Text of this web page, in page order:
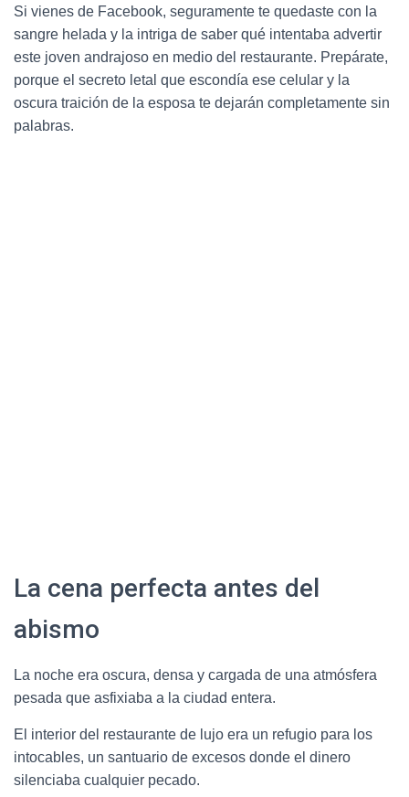
Ó
N
Si vienes de Facebook, seguramente te quedaste con la
sangre helada y la intriga de saber qué intentaba advertir
este joven andrajoso en medio del restaurante. Prepárate,
porque el secreto letal que escondía ese celular y la
oscura traición de la esposa te dejarán completamente sin
palabras.
La cena perfecta antes del
abismo
La noche era oscura, densa y cargada de una atmósfera
pesada que asfixiaba a la ciudad entera.
El interior del restaurante de lujo era un refugio para los
intocables, un santuario de excesos donde el dinero
silenciaba cualquier pecado.